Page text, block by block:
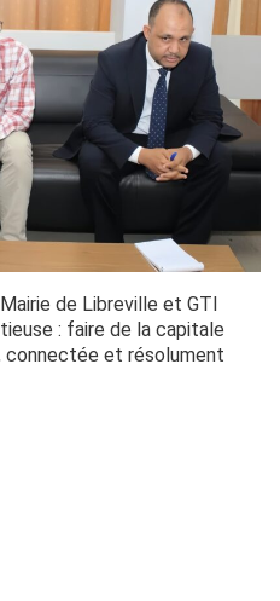
de Libreville et GTI
: faire de la capitale
connectée et résolument